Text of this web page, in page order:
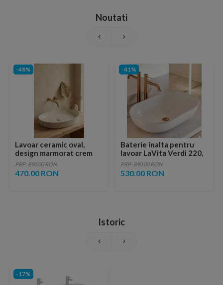
Noutati
-48%
Lavoar ceramic oval,
design marmorat crem
lucios cu vene aurii,
ventil inclus
PRP: 890.00 RON
470.00 RON
-41%
Baterie inalta pentru
lavoar LaVita Verdi 220,
fara ventil, brushed
copper
PRP: 890.00 RON
530.00 RON
Istoric
-17%